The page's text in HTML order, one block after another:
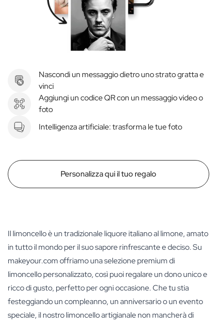
Nascondi un messaggio dietro uno strato gratta e
vinci
Aggiungi un codice QR con un messaggio video o
foto
Intelligenza artificiale: trasforma le tue foto
Personalizza qui il tuo regalo
Il limoncello è un tradizionale liquore italiano al limone, amato
in tutto il mondo per il suo sapore rinfrescante e deciso. Su
makeyour.com offriamo una selezione premium di
limoncello personalizzato, così puoi regalare un dono unico e
ricco di gusto, perfetto per ogni occasione. Che tu stia
festeggiando un compleanno, un anniversario o un evento
speciale, il nostro limoncello artigianale non mancherà di